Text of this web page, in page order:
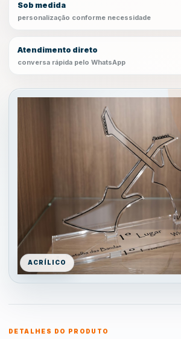
Sob medida
personalização conforme necessidade
Atendimento direto
conversa rápida pelo WhatsApp
ACRÍLICO
DETALHES DO PRODUTO